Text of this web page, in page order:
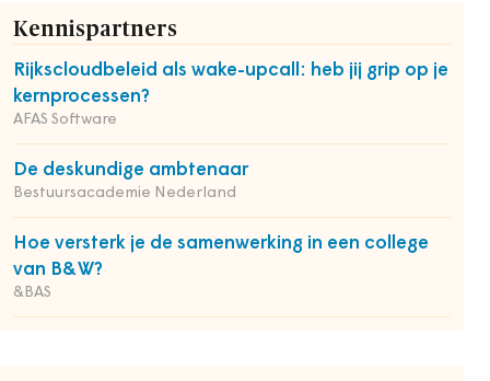
Kennispartners
Rijkscloudbeleid als wake-upcall: heb jij grip op je
kernprocessen?
AFAS Software
De deskundige ambtenaar
Bestuursacademie Nederland
Hoe versterk je de samenwerking in een college
van B&W?
&BAS